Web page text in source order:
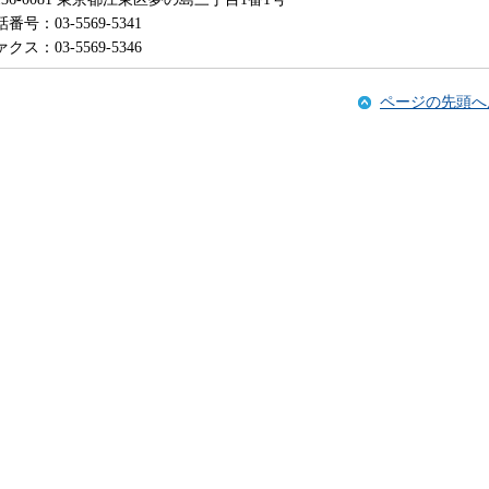
番号：03-5569-5341
クス：03-5569-5346
ページの先頭